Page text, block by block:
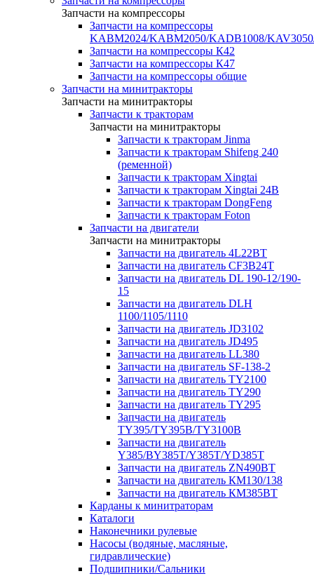
Запчасти на компрессоры
Запчасти на компрессоры
KABM2024/KABM2050/KADB1008/
Запчасти на компрессоры К42
Запчасти на компрессоры К47
Запчасти на компрессоры общие
Запчасти на минитракторы
Запчасти на минитракторы
Запчасти к тракторам
Запчасти на минитракторы
Запчасти к тракторам Jinma
Запчасти к тракторам Shifeng 240
(ременной)
Запчасти к тракторам Xingtai
Запчасти к тракторам Xingtai 24В
Запчасти к тракторам DongFeng
Запчасти к тракторам Foton
Запчасти на двигатели
Запчасти на минитракторы
Запчасти на двигатель 4L22BT
Запчасти на двигатель CF3B24T
Запчасти на двигатель DL 190-12/190-
15
Запчасти на двигатель DLH
1100/1105/1110
Запчасти на двигатель JD3102
Запчасти на двигатель JD495
Запчасти на двигатель LL380
Запчасти на двигатель SF-138-2
Запчасти на двигатель TY2100
Запчасти на двигатель TY290
Запчасти на двигатель TY295
Запчасти на двигатель
TY395/TY395В/TY3100В
Запчасти на двигатель
Y385/BY385T/Y385T/YD385T
Запчасти на двигатель ZN490BT
Запчасти на двигатель КМ130/138
Запчасти на двигатель КМ385ВТ
Карданы к минитраторам
Каталоги
Наконечники рулевые
Насосы (водяные, масляные,
гидравлические)
Подшипники/Сальники